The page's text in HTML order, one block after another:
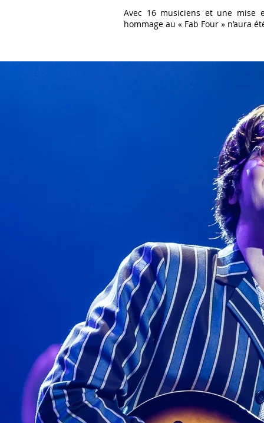
Avec 16 musiciens et une mise
hommage au « Fab Four » n’aura